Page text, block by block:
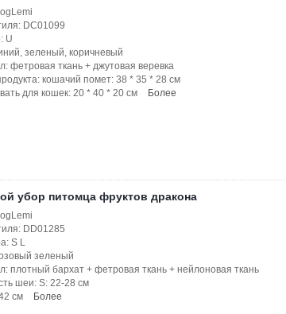
DC01099
U
зеленый, коричневый
фетровая ткань + джутовая веревка
кошачий помет: 38 * 35 * 28 см
для кошек: 20 * 40 * 20 см
Более
убор питомца фруктов дракона
DD01285
S L
зеленый
плотный бархат + фетровая ткань + нейлоновая ткань
шеи: S: 22-28 см
см
Более